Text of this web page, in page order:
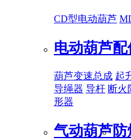
CD型电动葫芦
电动葫芦配
葫芦变速总成 起
导绳器 导杆 断火
形器
气动葫芦